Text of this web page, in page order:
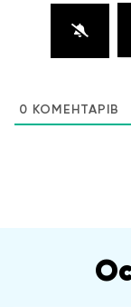
0 КОМЕНТАРІВ